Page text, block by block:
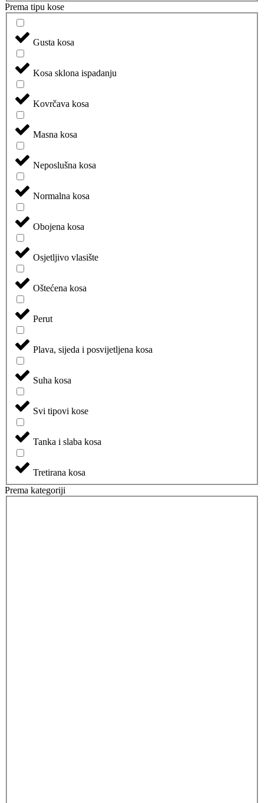
Prema tipu kose
Gusta kosa
Kosa sklona ispadanju
Kovrčava kosa
Masna kosa
Neposlušna kosa
Normalna kosa
Obojena kosa
Osjetljivo vlasište
Oštećena kosa
Perut
Plava, sijeda i posvijetljena kosa
Suha kosa
Svi tipovi kose
Tanka i slaba kosa
Tretirana kosa
Prema kategoriji